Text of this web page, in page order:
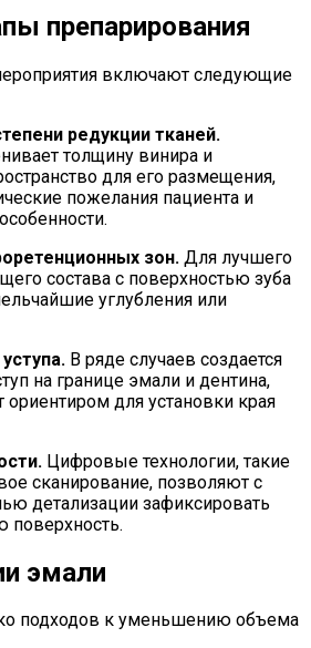
препарирования
включают следующие
редукции тканей.
толщину винира и
для его размещения,
пожелания пациента и
зон. Для лучшего
состава с поверхностью зуба
углубления или
В ряде случаев создается
на границе эмали и дентина,
для установки края
Цифровые технологии, такие
сканирование, позволяют с
детализации зафиксировать
поверхность.
эмали
подходов к уменьшению объема